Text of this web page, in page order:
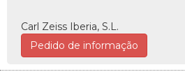
Carl Zeiss Iberia, S.L.
Pedido de informação